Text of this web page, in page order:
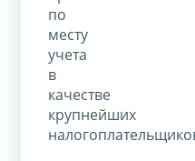
по
месту
учета
в
качестве
крупнейших